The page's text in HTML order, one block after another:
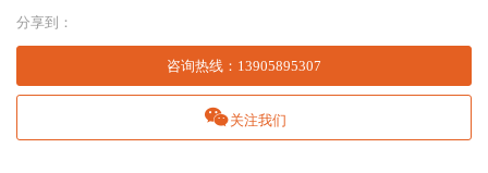
分享到：
咨询热线 ： 13905895307
关注我们